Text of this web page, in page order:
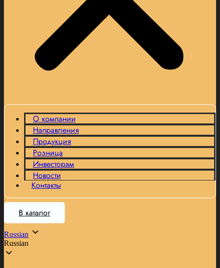
О компании
Направления
Продукция
Розница
Инвесторам
Новости
Контакты
В каталог
Russian
Russian